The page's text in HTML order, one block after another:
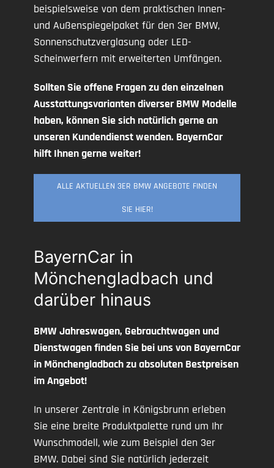
beispielsweise von dem praktischen Innen-
und Außenspiegelpaket für den 3er BMW,
Sonnenschutzverglasung oder LED-
Scheinwerfern mit erweiterten Umfängen.
Sollten Sie offene Fragen zu den einzelnen
Ausstattungsvarianten diverser BMW Modelle
haben, können Sie sich natürlich gerne an
unseren Kundendienst wenden. BayernCar
hilft Ihnen gerne weiter!
ALLE AKTUELLEN 3ER BMW ANGEBOTE FINDEN
SIE HIER!
BayernCar in
Mönchengladbach und
darüber hinaus
BMW Jahreswagen, Gebrauchtwagen und
Dienstwagen finden Sie bei uns von BayernCar
in Mönchengladbach zu absoluten Bestpreisen
im Angebot!
In unserer Zentrale in Königsbrunn erleben
Sie eine breite Produktpalette rund um Ihr
Wunschmodell, wie zum Beispiel den 3er
BMW. Dabei sind Sie natürlich jederzeit